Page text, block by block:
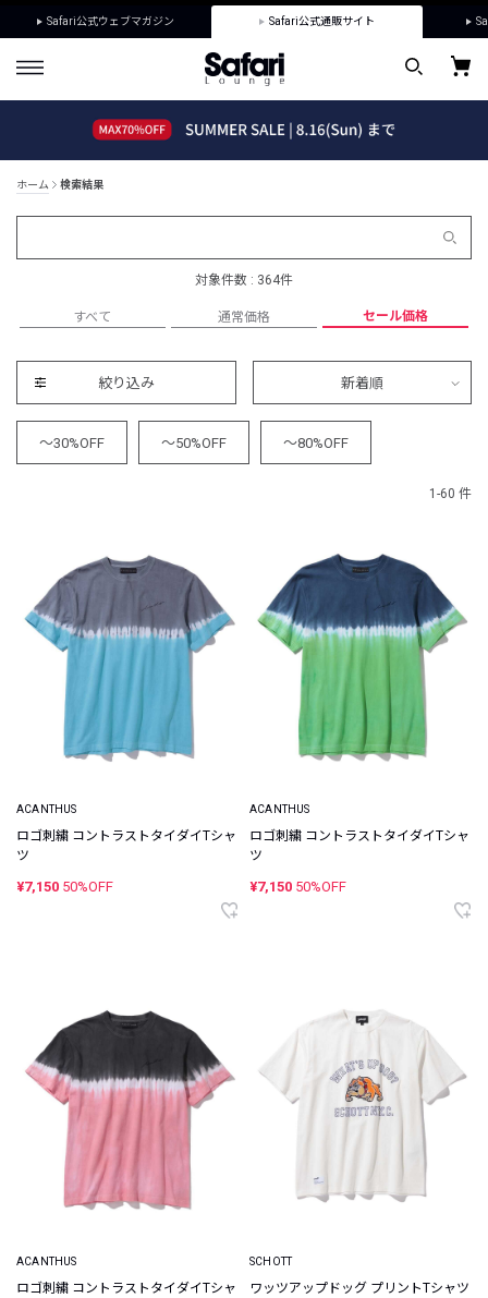
Safari公式ウェブマガジン Safari公式通販サイト
ホーム 検索結果
対象件数 : 364件
すべて 通常価格 セール価格
絞り込み 新着順
～30%OFF ～50%OFF ～80%OFF
1-60 件
ACANTHUS
ロゴ刺繍 コントラストタイダイTシャ
ツ
¥7,150 50%OFF
ACANTHUS
ロゴ刺繍 コントラストタイダイTシャ
ツ
¥7,150 50%OFF
ACANTHUS
ロゴ刺繍 コントラストタイダイTシャ
SCHOTT
ワッツアップドッグ プリントTシャツ